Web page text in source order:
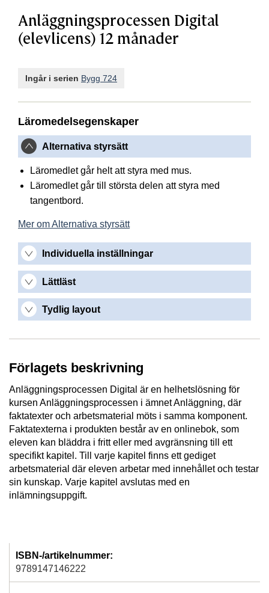
Anläggningsprocessen Digital
(elevlicens) 12 månader
Ingår i serien Bygg 724
Läromedelsegenskaper
Alternativa styrsätt
Läromedlet går helt att styra med mus.
Läromedlet går till största delen att styra med
tangentbord.
Mer om Alternativa styrsätt
Individuella inställningar
Lättläst
Tydlig layout
Förlagets beskrivning
Anläggningsprocessen Digital är en helhetslösning för
kursen Anläggningsprocessen i ämnet Anläggning, där
faktatexter och arbetsmaterial möts i samma komponent.
Faktatexterna i produkten består av en onlinebok, som
eleven kan bläddra i fritt eller med avgränsning till ett
specifikt kapitel. Till varje kapitel finns ett gediget
arbetsmaterial där eleven arbetar med innehållet och testar
sin kunskap. Varje kapitel avslutas med en
inlämningsuppgift.
ISBN-/artikelnummer:
9789147146222